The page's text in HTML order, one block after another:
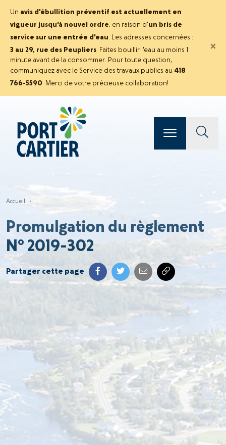
Un avis d'ébullition préventif est actuellement en
vigueur jusqu'à nouvel ordre, en raison d'un bris de
service sur une entrée d'eau. Les adresses concernées :
3 au 29, rue des Peupliers. Faites bouillir l'eau au moins 1
minute avant de la consommer. Pour toute question,
communiquez avec le Service des travaux publics au 418
766-5590. Merci de votre précieuse collaboration!
×
Accueil ›
Promulgation du règlement
N° 2019-302
Partager cette page